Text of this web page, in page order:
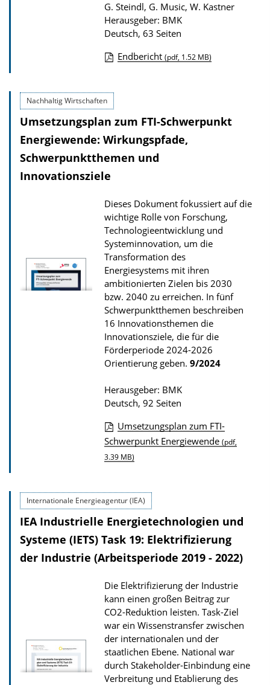
G. Steindl, G. Music, W. Kastner
Herausgeber: BMK
Deutsch, 63 Seiten
w
n
l
o
a
s
z
u
r
P
u
b
l
i
k
t
i
o
n
Endbericht (pdf, 1.52 MB)
Nachhaltig Wirtschaften
Umsetzungsplan zum FTI-Schwerpunkt
Energiewende: Wirkungspfade,
Schwerpunktthemen und
Innovationsziele
Dieses Dokument fokussiert auf die
wichtige Rolle von Forschung,
Technologieentwicklung und
Systeminnovation, um die
Transformation des
Energiesystems mit ihren
ambitionierten Zielen bis 2030
bzw. 2040 zu erreichen. In fünf
Schwerpunktthemen beschreiben
16 Innovationsthemen die
Innovationsziele, die für die
Förderperiode 2024-2026
Orientierung geben. 9/2024
Herausgeber: BMK
Deutsch, 92 Seiten
D
o
n
l
o
a
d
z
u
r
P
u
b
Umsetzungsplan zum FTI-
Schwerpunkt Energiewende (pdf,
3.39 MB)
Internationale Energieagentur (IEA)
IEA Industrielle Energietechnologien und
Systeme (IETS) Task 19: Elektrifizierung
der Industrie (Arbeitsperiode 2019 - 2022)
Die Elektrifizierung der Industrie
kann einen großen Beitrag zur
CO2-Reduktion leisten. Task-Ziel
war ein Wissenstransfer zwischen
der internationalen und der
staatlichen Ebene. National war
durch Stakeholder-Einbindung eine
Verbreitung und Etablierung des